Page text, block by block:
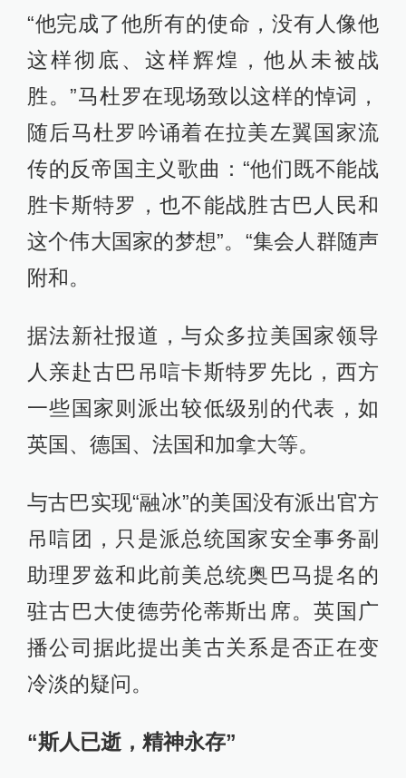
“他完成了他所有的使命，没有人像他
这样彻底、这样辉煌，他从未被战
胜。”马杜罗在现场致以这样的悼词，
随后马杜罗吟诵着在拉美左翼国家流
传的反帝国主义歌曲：“他们既不能战
胜卡斯特罗，也不能战胜古巴人民和
这个伟大国家的梦想”。“集会人群随声
附和。
据法新社报道，与众多拉美国家领导
人亲赴古巴吊唁卡斯特罗先比，西方
一些国家则派出较低级别的代表，如
英国、德国、法国和加拿大等。
与古巴实现“融冰”的美国没有派出官方
吊唁团，只是派总统国家安全事务副
助理罗兹和此前美总统奥巴马提名的
驻古巴大使德劳伦蒂斯出席。英国广
播公司据此提出美古关系是否正在变
冷淡的疑问。
“斯人已逝，精神永存”